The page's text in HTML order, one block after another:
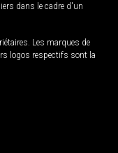
dans le cadre d'un
Les marques de
logos respectifs sont la